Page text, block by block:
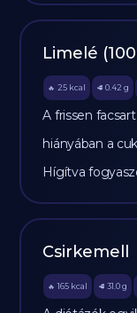
Limelé
🔥 25 kcal 🥩 0.42 g
A frissen
hiányában a
Hígítva
Csirkemell
🔥 165 kcal 🥩 31.0 g